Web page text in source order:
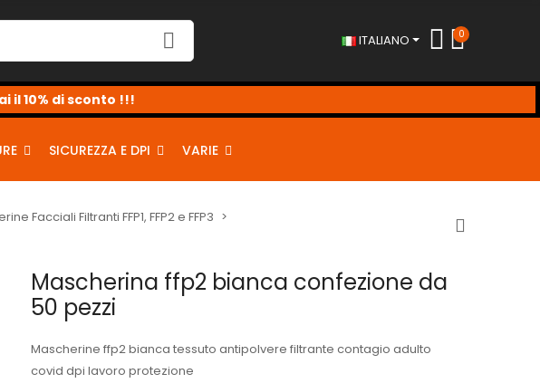
ITALIANO 0
SICUREZZA E DPI VARIE
Facciali Filtranti FFP1, FFP2 e FFP3
Mascherina ffp2 bianca confezione da
50 pezzi
Mascherine ffp2 bianca tessuto antipolvere filtrante contagio adulto
covid dpi lavoro protezione